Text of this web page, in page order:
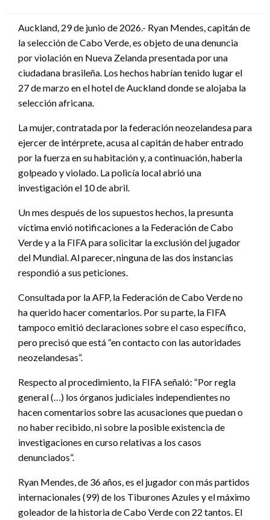
Auckland, 29 de junio de 2026.- Ryan Mendes, capitán de
la selección de Cabo Verde, es objeto de una denuncia
por violación en Nueva Zelanda presentada por una
ciudadana brasileña. Los hechos habrían tenido lugar el
27 de marzo en el hotel de Auckland donde se alojaba la
selección africana.
La mujer, contratada por la federación neozelandesa para
ejercer de intérprete, acusa al capitán de haber entrado
por la fuerza en su habitación y, a continuación, haberla
golpeado y violado. La policía local abrió una
investigación el 10 de abril.
Un mes después de los supuestos hechos, la presunta
víctima envió notificaciones a la Federación de Cabo
Verde y a la FIFA para solicitar la exclusión del jugador
del Mundial. Al parecer, ninguna de las dos instancias
respondió a sus peticiones.
Consultada por la AFP, la Federación de Cabo Verde no
ha querido hacer comentarios. Por su parte, la FIFA
tampoco emitió declaraciones sobre el caso específico,
pero precisó que está “en contacto con las autoridades
neozelandesas”.
Respecto al procedimiento, la FIFA señaló: “Por regla
general (…) los órganos judiciales independientes no
hacen comentarios sobre las acusaciones que puedan o
no haber recibido, ni sobre la posible existencia de
investigaciones en curso relativas a los casos
denunciados”.
Ryan Mendes, de 36 años, es el jugador con más partidos
internacionales (99) de los Tiburones Azules y el máximo
goleador de la historia de Cabo Verde con 22 tantos. El